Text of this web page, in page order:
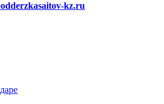
kz.ru